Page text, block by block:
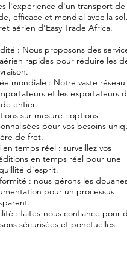
l'expérience d'un transport
efficace et mondial avec la
aérien d'Easy Trade Africa.
: Nous proposons des
rapides pour réduire les
mondiale : Notre vaste
et les exportateurs
entier.
sur mesure : options
pour vos besoins
de fret.
en temps réel : surveillez vos
en temps réel pour une
d'esprit.
: nous gérons les
pour un processus
: faites-nous confiance pour
sécurisées et ponctuelles.